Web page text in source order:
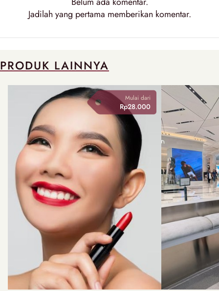
Jadilah yang pertama memberikan komentar.
PRODUK LAINNYA
Mulai dari
Rp28.000